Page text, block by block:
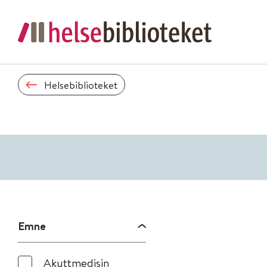
Helsebiblioteket
Emne
Akuttmedisin